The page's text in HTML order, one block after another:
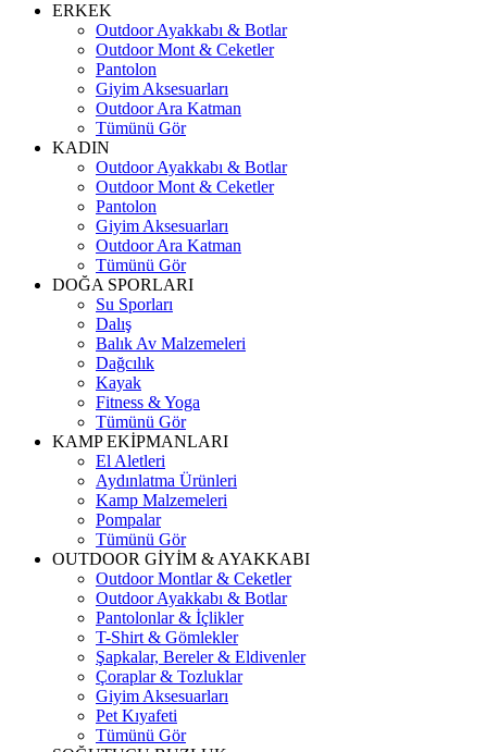
ERKEK
Outdoor Ayakkabı & Botlar
Outdoor Mont & Ceketler
Pantolon
Giyim Aksesuarları
Outdoor Ara Katman
Tümünü Gör
KADIN
Outdoor Ayakkabı & Botlar
Outdoor Mont & Ceketler
Pantolon
Giyim Aksesuarları
Outdoor Ara Katman
Tümünü Gör
DOĞA SPORLARI
Su Sporları
Dalış
Balık Av Malzemeleri
Dağcılık
Kayak
Fitness & Yoga
Tümünü Gör
KAMP EKİPMANLARI
El Aletleri
Aydınlatma Ürünleri
Kamp Malzemeleri
Pompalar
Tümünü Gör
OUTDOOR GİYİM & AYAKKABI
Outdoor Montlar & Ceketler
Outdoor Ayakkabı & Botlar
Pantolonlar & İçlikler
T-Shirt & Gömlekler
Şapkalar, Bereler & Eldivenler
Çoraplar & Tozluklar
Giyim Aksesuarları
Pet Kıyafeti
Tümünü Gör